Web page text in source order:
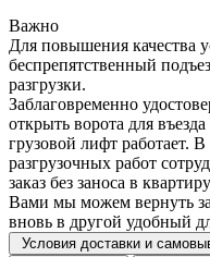
Важно
Для повышения качества
беспрепятственный
разгрузки.
Заблаговременно
открыть ворота для
грузовой лифт работает.
разгрузочных работ
заказ без заноса в
Вами мы можем вернуть
вновь в другой удобный
Условия доставки и